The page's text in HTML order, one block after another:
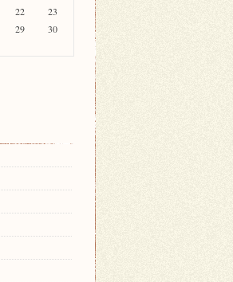
22
23
29
30